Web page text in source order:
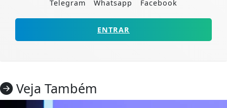
Telegram Whatsapp Facebook
ENTRAR
Veja Também